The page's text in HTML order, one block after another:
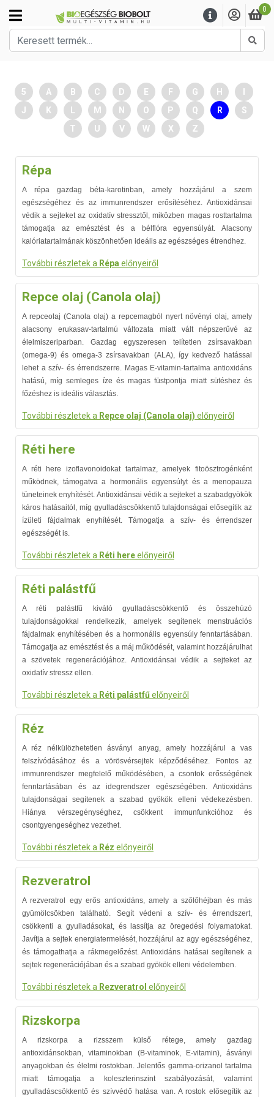
0
5 A B C D E F G H
J
K M N O P Q R
S
T
U V W X Z
Répa
A répa gazdag béta-karotinban, amely hozzájárul a szem
egészségéhez és az immunrendszer erősítéséhez. Antioxidánsai
védik a sejteket az oxidatív stressztől, miközben magas rosttartalma
támogatja az emésztést és a bélflóra egyensúlyát. Alacsony
kalóriatartalmának köszönhetően ideális az egészséges étrendhez.
További részletek a Répa előnyeiről
Repce olaj (Canola olaj)
A repceolaj (Canola olaj) a repcemagból nyert növényi olaj, amely
alacsony erukasav-tartalmú változata miatt vált népszerűvé az
élelmiszeriparban. Gazdag egyszeresen telítetlen zsírsavakban
(omega-9) és omega-3 zsírsavakban (ALA), így kedvező hatással
lehet a szív- és érrendszerre. Magas E-vitamin-tartalma antioxidáns
hatású, míg semleges íze és magas füstpontja miatt sütéshez és
főzéshez is ideális választás.
További részletek a Repce olaj (Canola olaj) előnyeiről
Réti here
A réti here izoflavonoidokat tartalmaz, amelyek fitoösztrogénként
működnek, támogatva a hormonális egyensúlyt és a menopauza
tüneteinek enyhítését. Antioxidánsai védik a sejteket a szabadgyökök
káros hatásaitól, míg gyulladáscsökkentő tulajdonságai elősegítik az
ízületi fájdalmak enyhítését. Támogatja a szív- és érrendszer
egészségét is.
További részletek a Réti hereelőnyeiről
Réti palástfű
A réti palástfű kiváló gyulladáscsökkentő és összehúzó
tulajdonságokkal rendelkezik, amelyek segítenek menstruációs
fájdalmak enyhítésében és a hormonális egyensúly fenntartásában.
Támogatja az emésztést és a máj működését, valamint hozzájárulhat
a szövetek regenerációjához. Antioxidánsai védik a sejteket az
oxidatív stressz ellen.
További részletek a Réti palástfűelőnyeiről
Réz
A réz nélkülözhetetlen ásványi anyag, amely hozzájárul a vas
felszívódásához és a vörösvérsejtek képződéséhez. Fontos az
immunrendszer megfelelő működésében, a csontok erősségének
fenntartásában és az idegrendszer egészségében. Antioxidáns
tulajdonságai segítenek a szabad gyökök elleni védekezésben.
Hiánya vérszegénységhez, csökkent immunfunkcióhoz és
csontgyengeséghez vezethet.
További részletek a Réz előnyeiről
Rezveratrol
A rezveratrol egy erős antioxidáns, amely a szőlőhéjban és más
gyümölcsökben található. Segít védeni a szív- és érrendszert,
csökkenti a gyulladásokat, és lassítja az öregedési folyamatokat.
Javítja a sejtek energiatermelését, hozzájárul az agy egészségéhez,
és támogathatja a rákmegelőzést. Antioxidáns hatásai segítenek a
sejtek regenerációjában és a szabad gyökök elleni védelemben.
További részletek a Rezveratrol előnyeiről
Rizskorpa
A rizskorpa a rizsszem külső rétege, amely gazdag
antioxidánsokban, vitaminokban (B-vitaminok, E-vitamin), ásványi
anyagokban és élelmi rostokban. Jelentős gamma-orizanol tartalma
miatt támogatja a koleszterinszint szabályozását, valamint
gyulladáscsökkentő és szívvédő hatása van. A rostok elősegítik az